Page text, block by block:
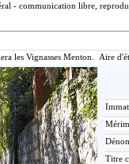
- communication libre,
les Vignasses Menton. Aire
Titre